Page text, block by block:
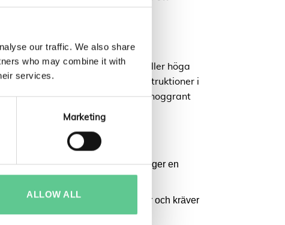
our traffic. We also share
who may combine it with
services.
Marketing
ALLOW ALL
i projektet.
en stor mängd energi. Det ställer höga
ledningen kräver, behövs konstruktioner i
och dimensioneras den noggrant
kollapsa. Betongfundamentet ger en
andra påfrestningar.
ger en konstruktion som är hållbar och kräver
under många år.